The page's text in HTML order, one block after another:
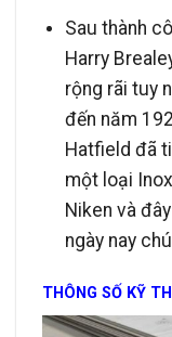
Sau thành
Harry
rộng rãi tuy
đến năm
Hatfield đã
một loại
Niken và
ngày nay
THÔNG SỐ KỸ